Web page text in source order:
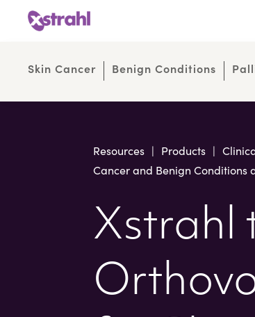
Skin Cancer Benign Conditions
Resources | Products |
Cancer and Benign Conditions
Xstrahl